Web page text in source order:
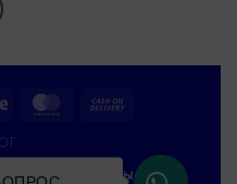
Stripe MasterCard
Delivery
права защищены